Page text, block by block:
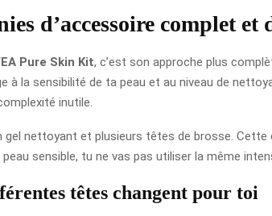
d’accessoire complet
Pure Skin Kit, c’est son approche plus
à la sensibilité de ta peau et au niveau de
inutile.
gel nettoyant et plusieurs têtes de brosse.
sensible, tu ne vas pas utiliser la même
têtes changent pour toi